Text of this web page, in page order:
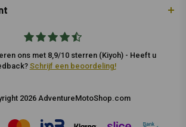
ons met 8,9/10 sterren (Kiyoh) - Heeft u
Schrijf een beoordeling!
2026 AdventureMotoShop.com